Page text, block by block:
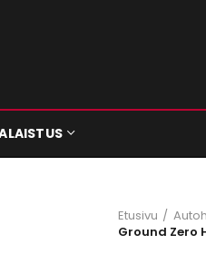
Etusivu
Ground Zero